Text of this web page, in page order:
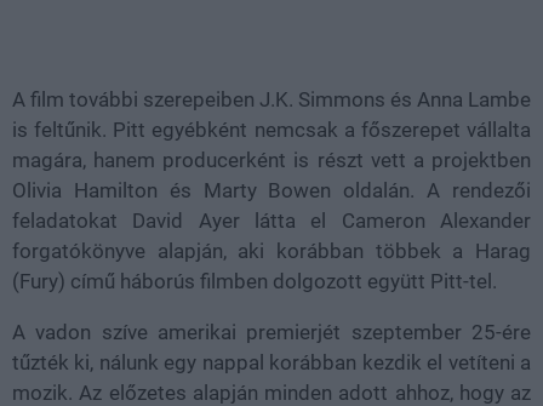
A film további szerepeiben J.K. Simmons és Anna Lambe
is feltűnik. Pitt egyébként nemcsak a főszerepet vállalta
magára, hanem producerként is részt vett a projektben
Olivia Hamilton és Marty Bowen oldalán. A rendezői
feladatokat David Ayer látta el Cameron Alexander
forgatókönyve alapján, aki korábban többek a Harag
(Fury) című háborús filmben dolgozott együtt Pitt-tel.
A vadon szíve amerikai premierjét szeptember 25-ére
tűzték ki, nálunk egy nappal korábban kezdik el vetíteni a
mozik. Az előzetes alapján minden adott ahhoz, hogy az